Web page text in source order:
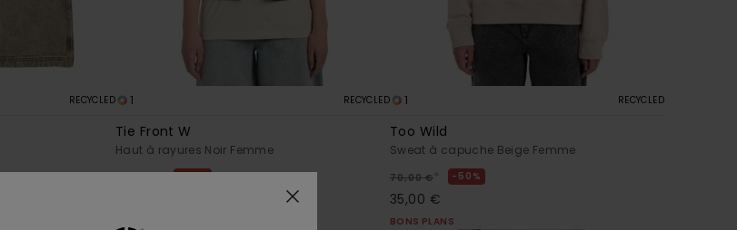
RECYCLED 1 RECYCLED
Tie Front W
Haut à rayures Noir Femme
* 40%
1 RECYCLED
Too Wild
Sweat à capuche Beige Femme
70,00 € * 50%
35,00 €
BONS PLANS